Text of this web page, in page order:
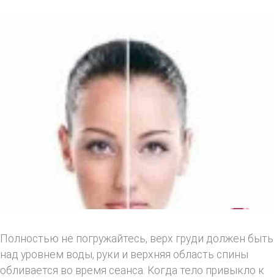
Полностью не погружайтесь, верх груди должен быть
над уровнем воды, руки и верхняя область спины
обливается во время сеанса. Когда тело привыкло к